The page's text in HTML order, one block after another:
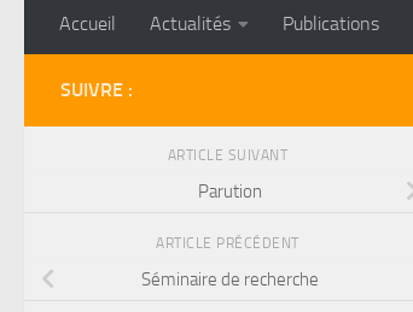
Accueil Actualités Publications
SUIVRE :
ARTICLE SUIVANT
Parution
ARTICLE PRÉCÉDENT
Séminaire de recherche